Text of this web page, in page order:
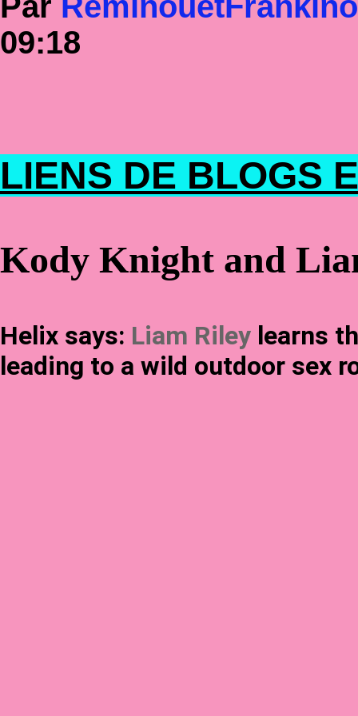
09:18
LIENS DE BLOGS
Kody Knight and
Helix says: Liam Riley learns
leading to a wild outdoor sex